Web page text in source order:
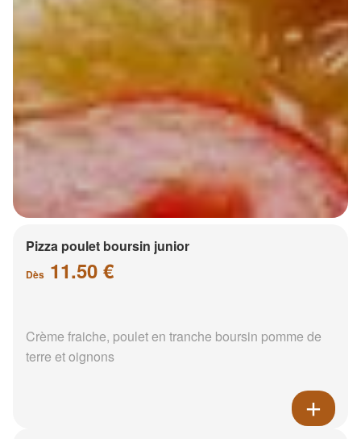
Pizza poulet boursin junior
Dès 11.50 €
Crème fraiche, poulet en tranche boursin pomme de
terre et oignons